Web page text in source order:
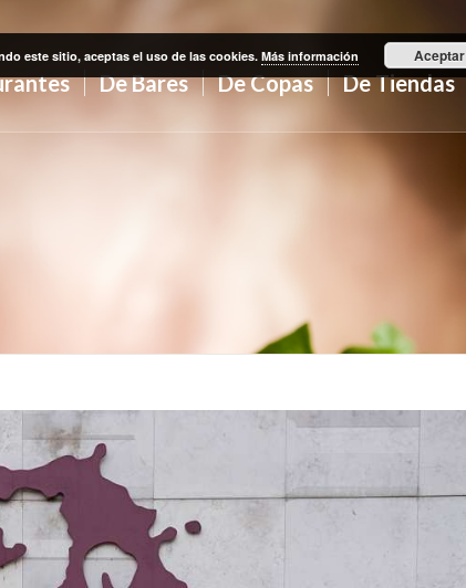
De Bares De Copas De Tiendas
este sitio, aceptas el uso de las cookies. Más información Aceptar